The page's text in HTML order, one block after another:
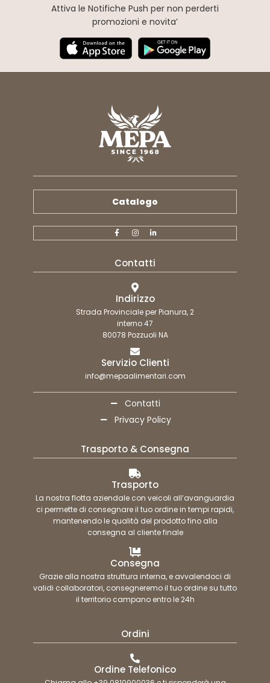
Attiva le Notifiche Push per non perderti
promozioni e novita’
Catalogo
Contatti
Indirizzo
Strada Provinciale per Pianura, 2
interno 47
80078 Pozzuoli NA
Servizio Clienti
info@mepaalimentari.com
Contatti
Privacy Policy
Trasporto & Consegna
Trasporto
La nostra flotta aziendale con veicoli all’avanguardia
ci permette di consegnare il tuo ordine in tempi rapidi,
mantenendo le qualità del prodotto fino alla
consegna al cliente finale
Consegna
Grazie alla nostra struttura interna, e avvalendoci di
validi collaboratori, consegneremo il tuo ordine su tutto
il territorio campano entro le 24h
Ordini
Ordine Telefonico